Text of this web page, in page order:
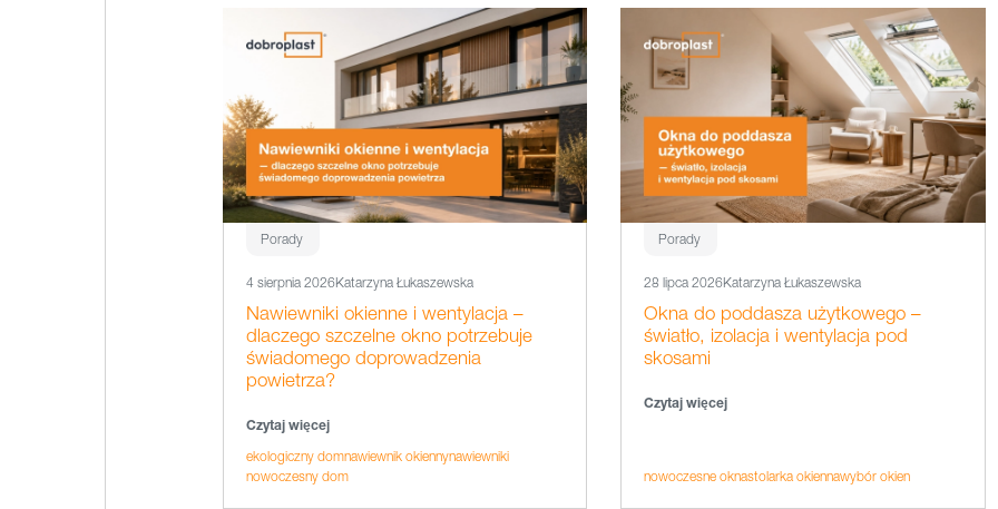
Porady
4 sierpnia 2026Katarzyna Łukaszewska
Nawiewniki okienne i wentylacja –
dlaczego szczelne okno potrzebuje
świadomego doprowadzenia
powietrza?
Czytaj więcej
ekologiczny domnawiewnik okiennynawiewniki
nowoczesny dom
Porady
28 lipca 2026Katarzyna Łukaszewska
Okna do poddasza użytkowego –
światło, izolacja i wentylacja pod
skosami
Czytaj więcej
nowoczesne oknastolarka okiennawybór okien